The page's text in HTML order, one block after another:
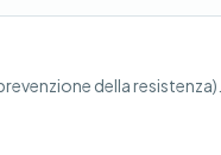
della resistenza).